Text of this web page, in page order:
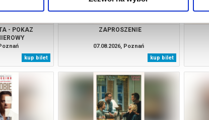
- POKAZ
kup bilet
ZAPROSZENIE
07.08.2026, Poznań
kup bilet